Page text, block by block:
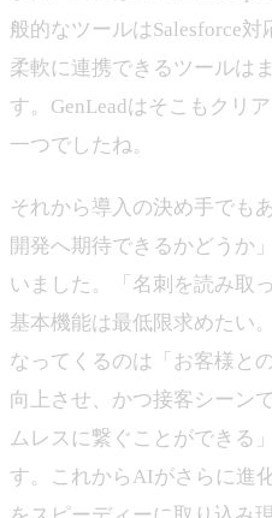
般的なツールはSalesforce対
柔軟に連携できるツールは
す。GenLeadはそこもクリ
一つでしたね。
それから導入の決め手でも
開発へ期待できるかどうか
いました。「名刺を読み取
基本機能は最低限求めたい
なってくるのは「お客様と
向上させ、かつ接客シーン
ムレスに繋ぐことができる
す。これからAIがさらに進